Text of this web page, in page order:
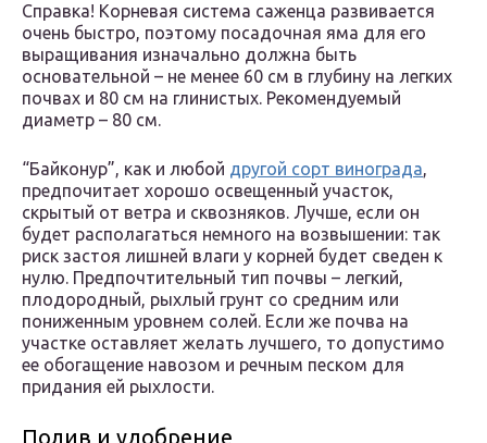
Справка! Корневая система саженца развивается
очень быстро, поэтому посадочная яма для его
выращивания изначально должна быть
основательной – не менее 60 см в глубину на легких
почвах и 80 см на глинистых. Рекомендуемый
диаметр – 80 см.
“Байконур”, как и любой другой сорт винограда,
предпочитает хорошо освещенный участок,
скрытый от ветра и сквозняков. Лучше, если он
будет располагаться немного на возвышении: так
риск застоя лишней влаги у корней будет сведен к
нулю. Предпочтительный тип почвы – легкий,
плодородный, рыхлый грунт со средним или
пониженным уровнем солей. Если же почва на
участке оставляет желать лучшего, то допустимо
ее обогащение навозом и речным песком для
придания ей рыхлости.
Полив и удобрение